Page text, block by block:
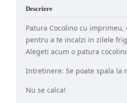
Descriere
Patura Cocolino cu
pentru a te incalzi in zilele
Alegeti acum o patura
Intretinere: Se poate spala la
Nu se calca!